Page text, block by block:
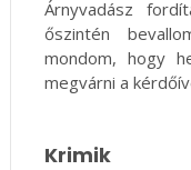
Árnyvadász
őszintén
mondom, hogy
megvárni a
Krimik